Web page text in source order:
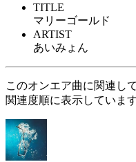
TITLE
マリーゴールド
ARTIST
あいみょん
このオンエア曲に関連し
関連度順に表示しています